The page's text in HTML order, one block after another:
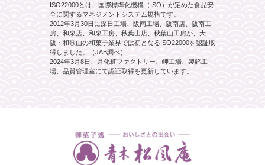
ISO22000とは、国際標準化機構（ISO）が定めた食品安
全に関するマネジメントシステム規格です。
2012年3月30日に深日工場、阪南工場、阪南店、阪南工
房、和泉店、和泉工房、秋葉山店、秋葉山工房が、大
阪・和歌山の和菓子業界では初となるISO22000を認証取
得しました。（JAB調べ）
2024年3月8日、月化粧ファクトリー、岬工場、製餡工
場、品質管理室にて認証取得を更新しています。